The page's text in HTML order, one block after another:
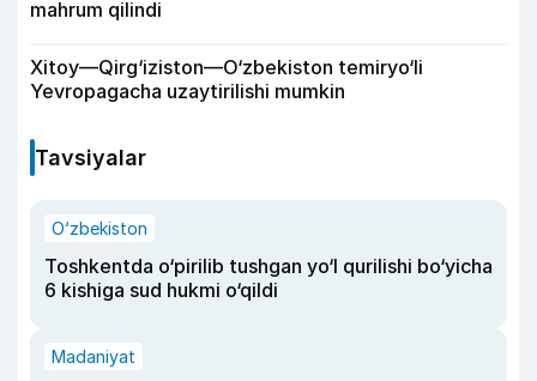
mahrum qilindi
Xitoy—Qirg‘iziston—O‘zbekiston temiryo‘li
Yevropagacha uzaytirilishi mumkin
Tavsiyalar
O‘zbekiston
Toshkentda o‘pirilib tushgan yo‘l qurilishi bo‘yicha
6 kishiga sud hukmi o‘qildi
Madaniyat